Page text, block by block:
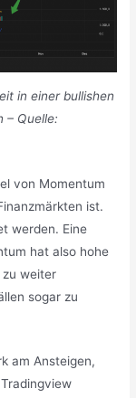
in einer bullishen
– Quelle:
von Momentum
ist.
werden. Eine
hat also hohe
zu weiter
sogar zu
am Ansteigen,